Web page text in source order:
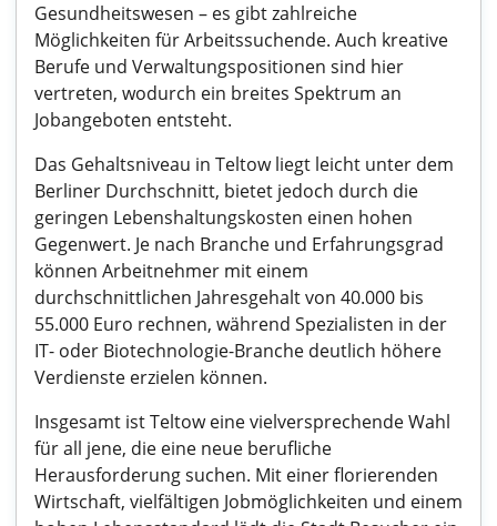
Gesundheitswesen – es gibt zahlreiche
Möglichkeiten für Arbeitssuchende. Auch kreative
Berufe und Verwaltungspositionen sind hier
vertreten, wodurch ein breites Spektrum an
Jobangeboten entsteht.
Das Gehaltsniveau in Teltow liegt leicht unter dem
Berliner Durchschnitt, bietet jedoch durch die
geringen Lebenshaltungskosten einen hohen
Gegenwert. Je nach Branche und Erfahrungsgrad
können Arbeitnehmer mit einem
durchschnittlichen Jahresgehalt von 40.000 bis
55.000 Euro rechnen, während Spezialisten in der
IT- oder Biotechnologie-Branche deutlich höhere
Verdienste erzielen können.
Insgesamt ist Teltow eine vielversprechende Wahl
für all jene, die eine neue berufliche
Herausforderung suchen. Mit einer florierenden
Wirtschaft, vielfältigen Jobmöglichkeiten und einem